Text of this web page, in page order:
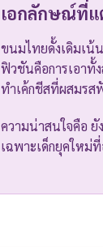
เอกลักษณ์ที่แ
ขนมไทยดั้งเดิมเน้
ฟิวชันคือการเอาทั้
ทำเค้กชีสที่ผสมรส
ความน่าสนใจคือ
เฉพาะเด็กยุคใหม่